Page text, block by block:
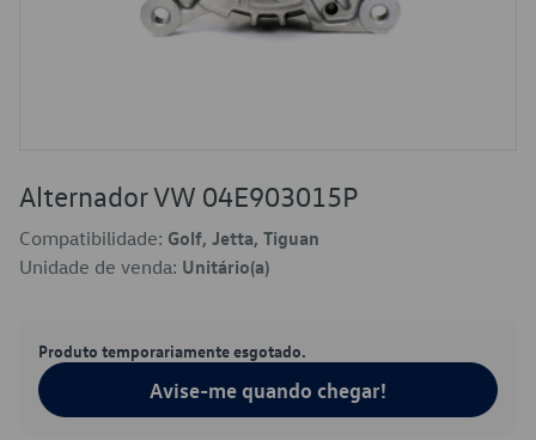
Alternador VW 04E903015P
Compatibilidade: Golf, Jetta, Tiguan
Unidade de venda: Unitário(a)
Produto temporariamente esgotado.
Avise-me quando chegar!